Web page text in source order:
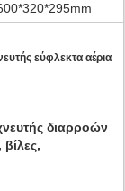
εύφλεκτα αέρια
διαρροών